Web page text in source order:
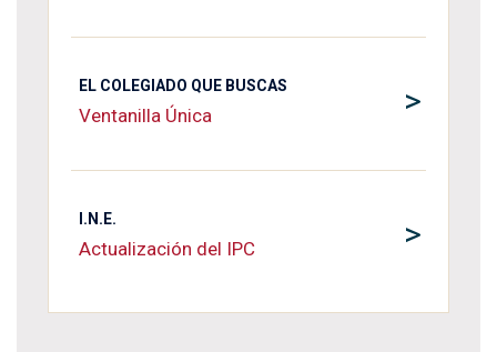
>
EL COLEGIADO QUE BUSCAS
Ventanilla Única
>
I.N.E.
Actualización del IPC